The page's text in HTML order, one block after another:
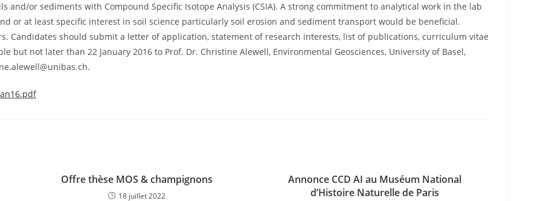
and/or sediments with Compound Specific Isotope Analysis (CSIA). A strong commitment to analytical work in the lab
or at least specific interest in soil science particularly soil erosion and sediment transport would be beneficial.
Candidates should submit a letter of application, statement of research interests, list of publications, curriculum vitae
but not later than 22 January 2016 to Prof. Dr. Christine Alewell, Environmental Geosciences, University of Basel,
Offre thèse MOS & champignons
18 juillet 2022
Annonce CCD AI au Muséum National
d’Histoire Naturelle de Paris